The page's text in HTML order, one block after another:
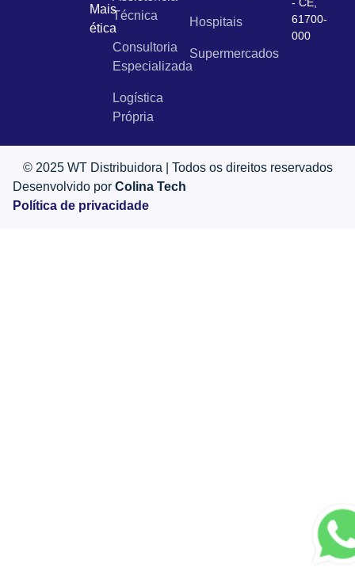
Mais
ética
Técnica
Consultoria
Especializada
Logística
Própria
Hospitais
Supermercados
- CE,
61700-
000
© 2025 WT Distribuidora | Todos os direitos reservados
Desenvolvido por Colina Tech
Política de privacidade